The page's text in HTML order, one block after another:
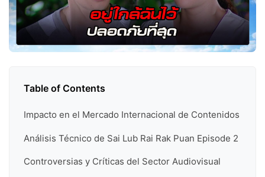
Table of Contents
Impacto en el Mercado Internacional de Contenidos
Análisis Técnico de Sai Lub Rai Rak Puan Episode 2
Controversias y Críticas del Sector Audiovisual